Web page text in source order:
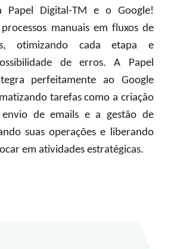
Papel Digital-TM e o Google!
manuais em fluxos de
otimizando cada etapa e
de erros. A Papel
perfeitamente ao Google
tarefas como a criação
de emails e a gestão de
suas operações e liberando
em atividades estratégicas.